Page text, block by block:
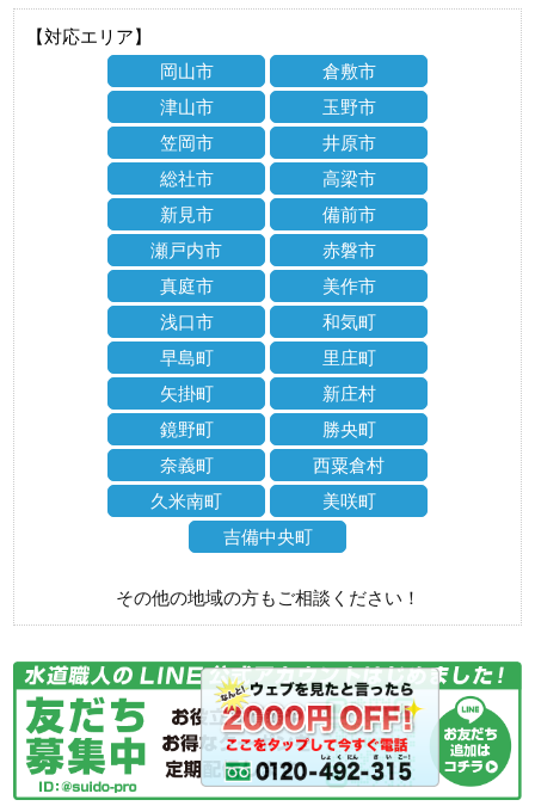
【対応エリア】
岡山市
倉敷市
津山市
玉野市
笠岡市
井原市
総社市
高梁市
新見市
備前市
瀬戸内市
赤磐市
真庭市
美作市
浅口市
和気町
早島町
里庄町
矢掛町
新庄村
鏡野町
勝央町
奈義町
西粟倉村
久米南町
美咲町
吉備中央町
その他の地域の方もご相談ください！